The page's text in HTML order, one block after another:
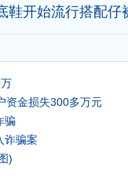
鞋开始流行搭配仔
资金损失300多万元
骗
诈骗案
)